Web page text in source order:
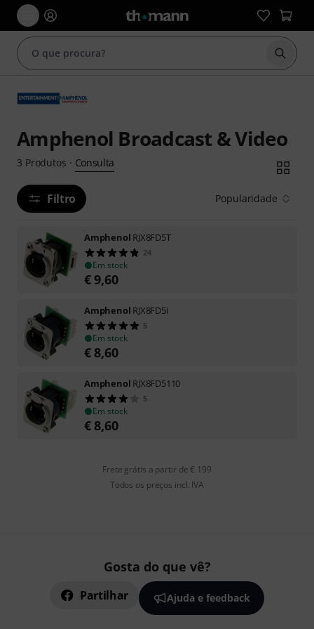
Iniciar
Amphenol Broadcast & Video
3 Produtos · Consulta
Filtro Popularidade
Amphenol RJX8FD5T
24
Em stock
€9,60
Amphenol RJX8FD5I
5
Em stock
€ 8,60
Amphenol RJX8FD5110
5
Em stock
€ 8,60
Frete grátis a partir de € 199
Todos os preços incl. IVA
Gosta do que vê?
Partilhar Ajuda e feedback